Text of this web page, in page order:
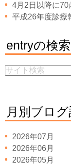
4月2日以降に
平成26年度診療
entryの検索
月別ブロ
2026年07月
2026年06月
2026年05月